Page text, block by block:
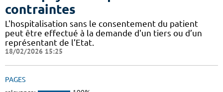
contraintes
L'hospitalisation sans le consentement du patient
peut être effectué à la demande d'un tiers ou d’un
représentant de l’Etat.
18/02/2026 15:25
PAGES